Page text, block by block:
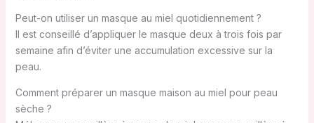
Peut-on utiliser un masque au miel quotidiennement ?
Il est conseillé d’appliquer le masque deux à trois fois par
semaine afin d’éviter une accumulation excessive sur la
peau.
Comment préparer un masque maison au miel pour peau
sèche ?